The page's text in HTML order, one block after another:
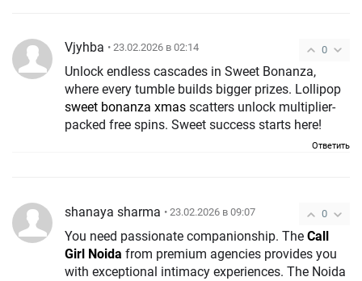
0
Vjyhba • 23.02.2026 в 02:14
Unlock endless cascades in Sweet Bonanza,
where every tumble builds bigger prizes. Lollipop
sweet bonanza xmas scatters unlock multiplier-
packed free spins. Sweet success starts here!
Ответить
0
shanaya sharma • 23.02.2026 в 09:07
You need passionate companionship. The Call
Girl Noida from premium agencies provides you
with exceptional intimacy experiences. The Noida